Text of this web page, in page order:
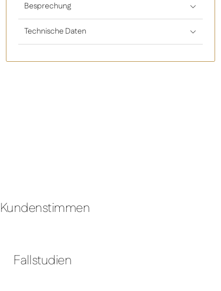
Besprechung
Technische Daten
Kundenstimmen
Fallstudien